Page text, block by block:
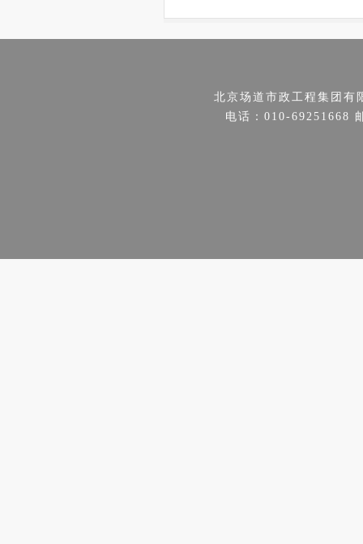
北京场道市政工程集团有
电话：010-69251668